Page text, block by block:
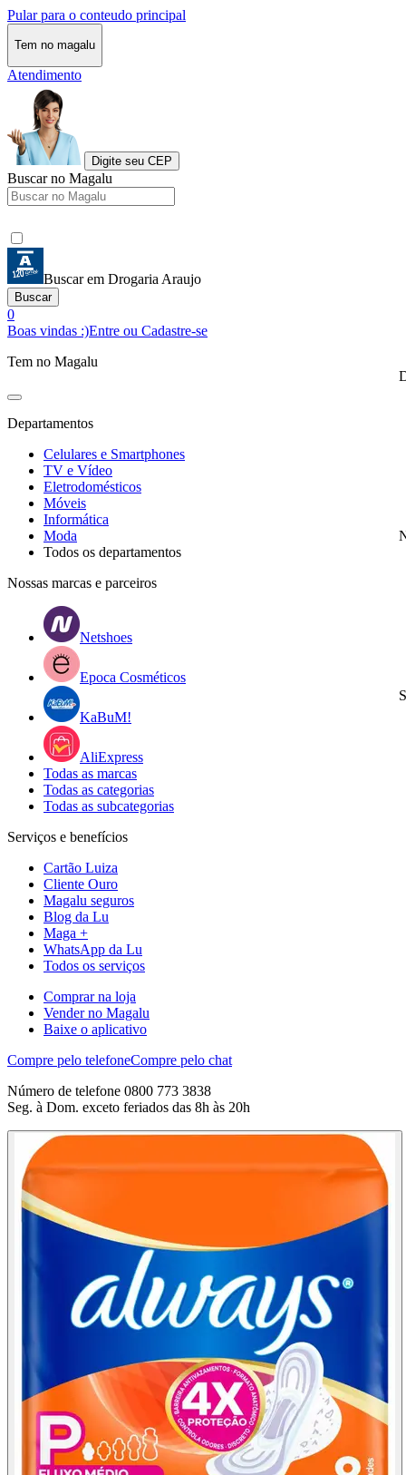
Pular para o conteudo principal
Tem no magalu
Atendimento
Digite seu CEP
Buscar no Magalu
Buscar em Drogaria Araujo
Buscar
0
Boas vindas :)Entre ou Cadastre-se
Tem no Magalu
Departamentos
Celulares e Smartphones
TV e Vídeo
Eletrodomésticos
Móveis
Informática
Moda
Todos os departamentos
Nossas marcas e parceiros
Netshoes
Epoca Cosméticos
KaBuM!
AliExpress
Todas as marcas
Todas as categorias
Todas as subcategorias
Serviços e benefícios
Cartão Luiza
Cliente Ouro
Magalu seguros
Blog da Lu
Maga +
WhatsApp da Lu
Todos os serviços
Comprar na loja
Vender no Magalu
Baixe o aplicativo
Compre pelo telefoneCompre pelo chat
Número de telefone 0800 773 3838
Seg. à Dom. exceto feriados das 8h às 20h